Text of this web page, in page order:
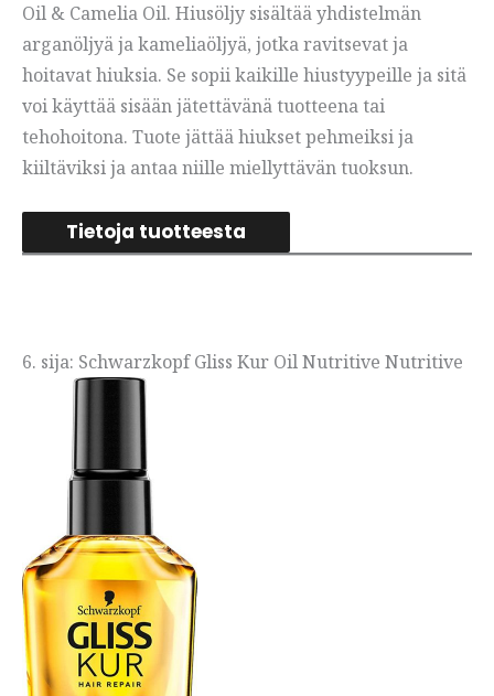
Oil & Camelia Oil. Hiusöljy sisältää yhdistelmän
arganöljyä ja kameliaöljyä, jotka ravitsevat ja
hoitavat hiuksia. Se sopii kaikille hiustyypeille ja sitä
voi käyttää sisään jätettävänä tuotteena tai
tehohoitona. Tuote jättää hiukset pehmeiksi ja
kiiltäviksi ja antaa niille miellyttävän tuoksun.
Tietoja tuotteesta
6. sija: Schwarzkopf Gliss Kur Oil Nutritive Nutritive